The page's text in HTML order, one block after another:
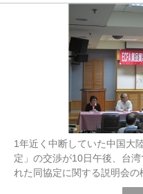
1年近く中断していた中国大
定」の交渉が10日午後、台
れた同協定に関する説明会の